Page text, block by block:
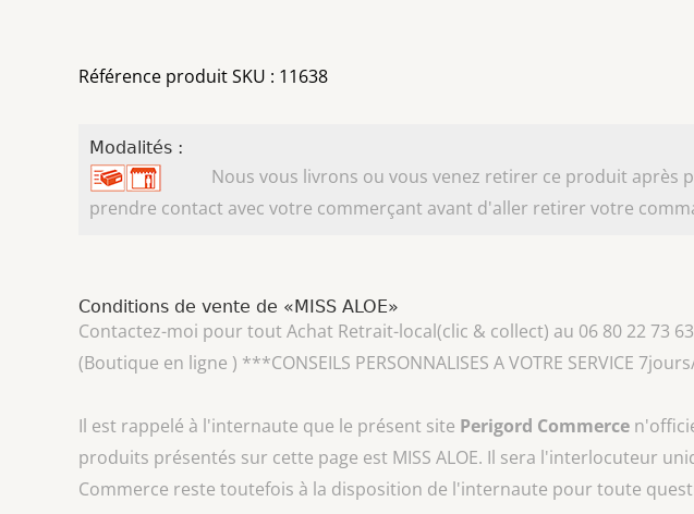
Référence produit SKU : 11638
Modalités :
Nous vous livrons ou vous venez retirer ce produit après
prendre contact avec votre commerçant avant d'aller retirer votre
Conditions de vente de «MISS ALOE»
Contactez-moi pour tout Achat Retrait-local(clic & collect) au 06 80 22 73
(Boutique en ligne ) ***CONSEILS PERSONNALISES A VOTRE SERVICE
Il est rappelé à l'internaute que le présent site Perigord Commerce
produits présentés sur cette page est MISS ALOE. Il sera l'interlocuteur
Commerce reste toutefois à la disposition de l'internaute pour toute